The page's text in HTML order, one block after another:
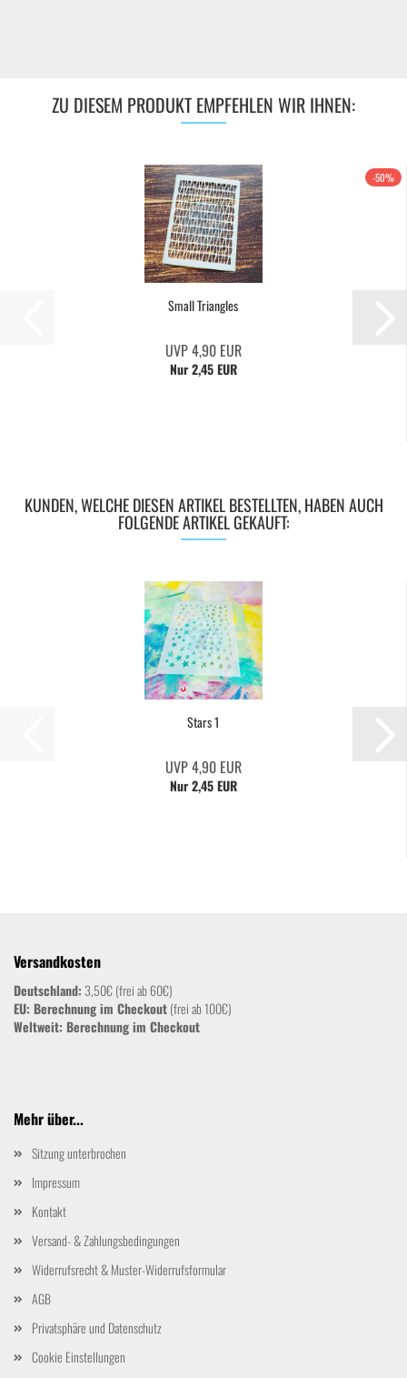
ZU DIESEM PRODUKT EMPFEHLEN WIR IHNEN:
-50%
Small Triangles
UVP 4,90 EUR
Nur 2,45 EUR
KUNDEN, WELCHE DIESEN ARTIKEL BESTELLTEN, HABEN AUCH
FOLGENDE ARTIKEL GEKAUFT:
Stars 1
UVP 4,90 EUR
Nur 2,45 EUR
Versandkosten
Deutschland: 3,50€ (frei ab 60€)
EU: Berechnung im Checkout(frei ab 100€)
Weltweit: Berechnung im Checkout
Mehr über...
Sitzung unterbrochen
Impressum
Kontakt
Versand- & Zahlungsbedingungen
Widerrufsrecht & Muster-Widerrufsformular
AGB
Privatsphäre und Datenschutz
Cookie Einstellungen